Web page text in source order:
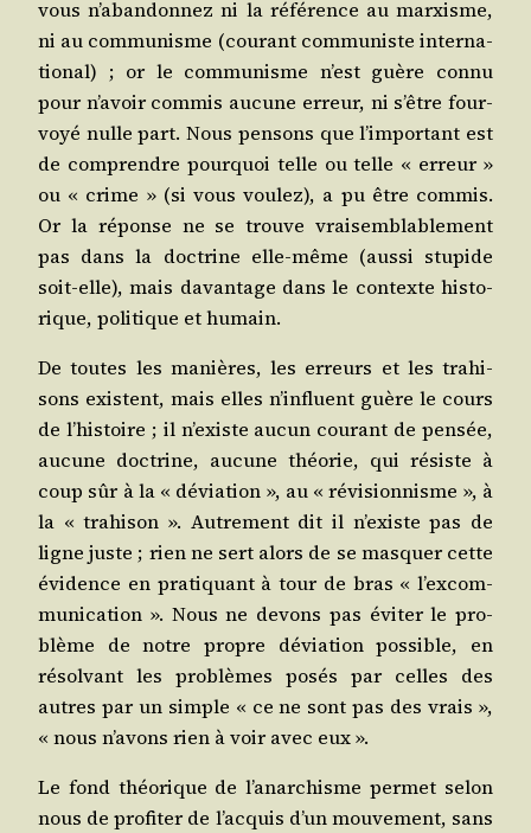
vous n’a­ban­don­nez ni la réfé­rence au mar­xisme,
ni au com­mu­nisme (cou­rant com­mu­niste inter­na­
tio­nal) ; or le com­mu­nisme n’est guère connu
pour n’a­voir com­mis aucune erreur, ni s’être four­
voyé nulle part. Nous pen­sons que l’im­por­tant est
de com­prendre pour­quoi telle ou telle « erreur »
ou « crime » (si vous vou­lez), a pu être com­mis.
Or la réponse ne se trouve vrai­sem­bla­ble­ment
pas dans la doc­trine elle-même (aus­si stu­pide
soit-elle), mais davan­tage dans le contexte his­to­
rique, poli­tique et humain.
De toutes les manières, les erreurs et les tra­hi­
sons existent, mais elles n’in­fluent guère le cours
de l’his­toire ; il n’existe aucun cou­rant de pen­sée,
aucune doc­trine, aucune théo­rie, qui résiste à
coup sûr à la « dévia­tion », au « révi­sion­nisme », à
la « tra­hi­son ». Autre­ment dit il n’existe pas de
ligne juste ; rien ne sert alors de se mas­quer cette
évi­dence en pra­ti­quant à tour de bras « l’ex­com­
mu­ni­ca­tion ». Nous ne devons pas évi­ter le pro­
blème de notre propre dévia­tion pos­sible, en
résol­vant les pro­blèmes posés par celles des
autres par un simple « ce ne sont pas des vrais »,
« nous n’a­vons rien à voir avec eux ».
Le fond théo­rique de l’a­nar­chisme per­met selon
nous de pro­fi­ter de l’ac­quis d’un mou­ve­ment, sans